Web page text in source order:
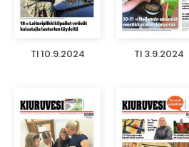
TI 10.9.2024 TI 3.9.2024